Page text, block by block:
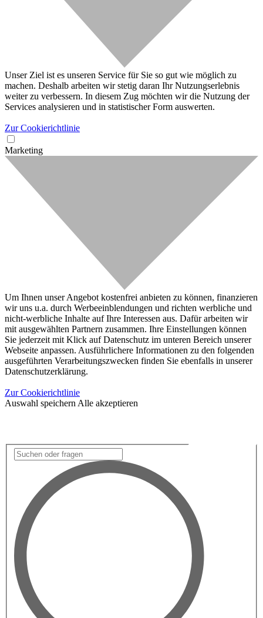
Unser Ziel ist es unseren Service für Sie so gut wie möglich zu
machen. Deshalb arbeiten wir stetig daran Ihr Nutzungserlebnis
weiter zu verbessern. In diesem Zug möchten wir die Nutzung der
Services analysieren und in statistischer Form auswerten.
Zur Cookierichtlinie
Marketing
Um Ihnen unser Angebot kostenfrei anbieten zu können, finanzieren
wir uns u.a. durch Werbeeinblendungen und richten werbliche und
nicht-werbliche Inhalte auf Ihre Interessen aus. Dafür arbeiten wir
mit ausgewählten Partnern zusammen. Ihre Einstellungen können
Sie jederzeit mit Klick auf Datenschutz im unteren Bereich unserer
Webseite anpassen. Ausführlichere Informationen zu den folgenden
ausgeführten Verarbeitungszwecken finden Sie ebenfalls in unserer
Datenschutzerklärung.
Zur Cookierichtlinie
Auswahl speichern Alle akzeptieren